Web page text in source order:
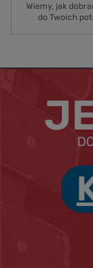
Wiemy, jak
do Twoich